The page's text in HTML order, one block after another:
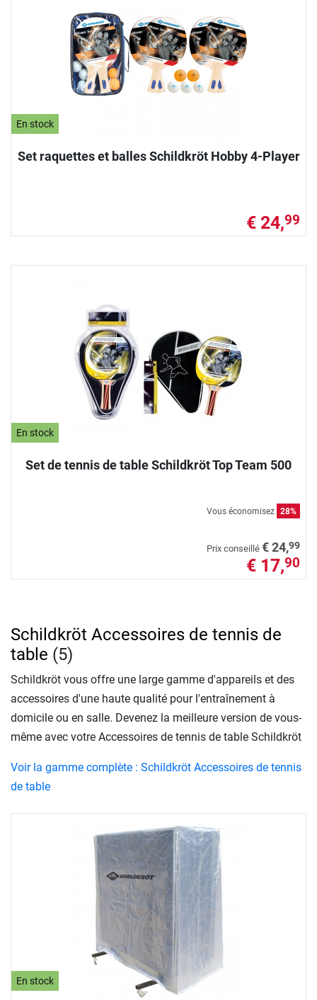
En stock
Set raquettes et balles Schildkröt Hobby 4-Player
€ 24,99
En stock
Set de tennis de table Schildkröt Top Team 500
Vous économisez 28%
Prix conseillé € 24,99
€ 17,90
En stock
Schildkröt Accessoires de tennis de
table (5)
Schildkröt vous offre une large gamme d'appareils et des
accessoires d'une haute qualité pour l'entraînement à
domicile ou en salle. Devenez la meilleure version de vous-
même avec votre Accessoires de tennis de table Schildkröt
Voir la gamme complète : Schildkröt Accessoires de tennis
de table